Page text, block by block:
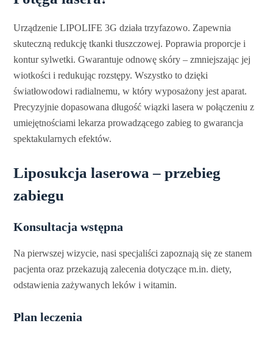
Urządzenie LIPOLIFE 3G działa trzyfazowo. Zapewnia
skuteczną redukcję tkanki tłuszczowej. Poprawia proporcje i
kontur sylwetki. Gwarantuje odnowę skóry – zmniejszając jej
wiotkości i redukując rozstępy. Wszystko to dzięki
światłowodowi radialnemu, w który wyposażony jest aparat.
Precyzyjnie dopasowana długość wiązki lasera w połączeniu z
umiejętnościami lekarza prowadzącego zabieg to gwarancja
spektakularnych efektów.
Liposukcja laserowa – przebieg
zabiegu
Konsultacja wstępna
Na pierwszej wizycie, nasi specjaliści zapoznają się ze stanem
pacjenta oraz przekazują zalecenia dotyczące m.in. diety,
odstawienia zażywanych leków i witamin.
Plan leczenia